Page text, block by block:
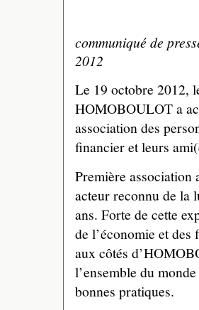
communiqué de
2012
Le 19 octobre 2012,
HOMOBOULOT a
association des
financier et leurs
Première
acteur reconnu de la
ans. Forte de cette
de l’économie et
aux côtés
l’ensemble du
bonnes pratiques.